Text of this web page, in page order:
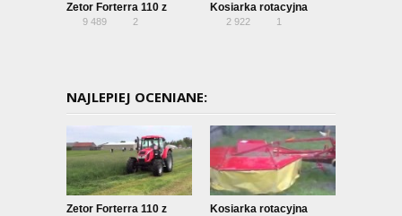
Zetor Forterra 110 z
kosiarką POTTINGER
9 489 2
Kosiarka rotacyjna
2 922 1
NAJLEPIEJ OCENIANE:
Zetor Forterra 110 z
Kosiarka rotacyjna